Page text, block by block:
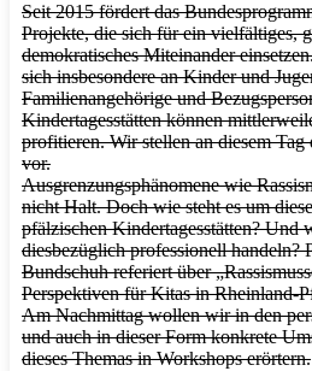
Seit 2015 fördert das
Projekte, die sich für ein vielfältiges,
demokratisches Miteinander
sich insbesondere an Kinder und
Familienangehörige und
Kindertagesstätten können
profitieren. Wir stellen an diesem
vor.
Ausgrenzungsphänomene wie
nicht Halt. Doch wie steht es um
pfälzischen Kindertagesstätten? Und
diesbezüglich professionell handeln?
Bundschuh referiert über
Perspektiven für Kitas in Rheinland-
Am Nachmittag wollen wir in den
und auch in dieser Form konkrete
dieses Themas in Workshops erörtern.